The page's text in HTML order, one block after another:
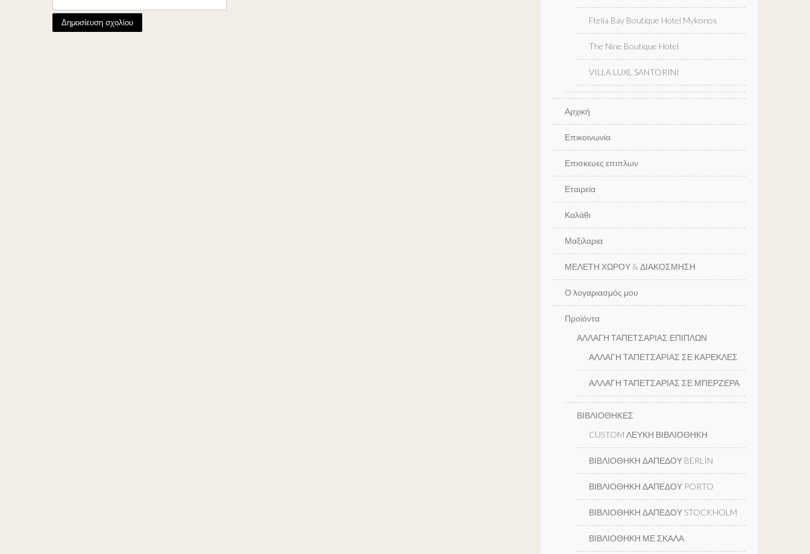
Ftelia Bay Boutique Hotel Mykonos
The Nine Boutique Hotel
VILLA LUXL SANTORINI
Αρχική
Επικοινωνία
Επισκευες επιπλων
Εταιρεία
Καλάθι
Μαξιλαρια
ΜΕΛΕΤΗ ΧΩΡΟΥ & ΔΙΑΚΟΣΜΗΣΗ
Ο λογαριασμός μου
Προϊόντα
ΑΛΛΑΓΗ ΤΑΠΕΤΣΑΡΙΑΣ ΕΠΙΠΛΩΝ
ΑΛΛΑΓΗ ΤΑΠΕΤΣΑΡΙΑΣ ΣΕ ΚΑΡΕΚΛΕΣ
ΑΛΛΑΓΗ ΤΑΠΕΤΣΑΡΙΑΣ ΣΕ ΜΠΕΡΖΕΡΑ
ΒΙΒΛΙΟΘΗΚΕΣ
CUSTOM ΛΕΥΚΗ ΒΙΒΛΙΟΘΗΚΗ
ΒΙΒΛΙΟΘΗΚΗ ΔΑΠΕΔΟΥ BERLIN
ΒΙΒΛΙΟΘΗΚΗ ΔΑΠΕΔΟΥ PORTO
ΒΙΒΛΙΟΘΗΚΗ ΔΑΠΕΔΟΥ STOCKHOLM
ΒΙΒΛΙΟΘΗΚΗ ΜΕ ΣΚΑΛΑ